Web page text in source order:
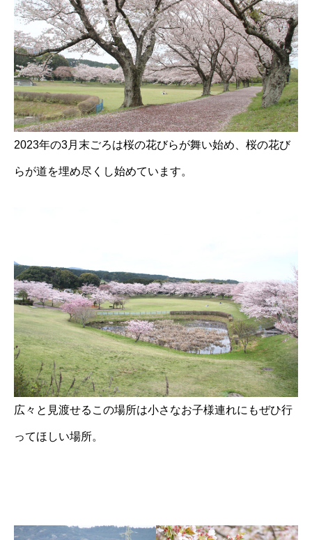
2023年の3月末ごろは桜の花びらが舞い始め、桜の花び
らが道を埋め尽くし始めています。
広々と見渡せるこの場所は小さなお子様連れにもぜひ行
ってほしい場所。